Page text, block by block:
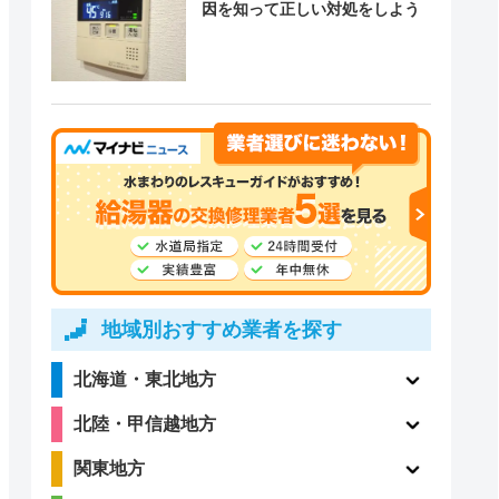
因を知って正しい対処をしよう
地域別おすすめ業者を探す
北海道・東北地方
北陸・甲信越地方
関東地方